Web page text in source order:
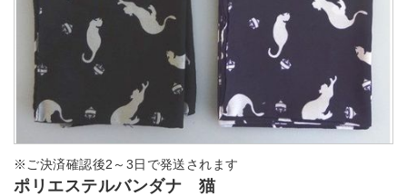
※ご決済確認後2～3日で発送されます
ポリエステルバンダナ 猫